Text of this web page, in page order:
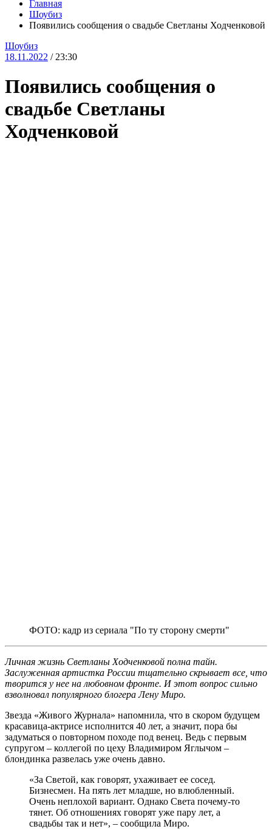
Главная
Шоубиз
Появились сообщения о свадьбе Светланы Ходченковой
Шоубиз
18.11.2022 / 23:30
Появились сообщения о
свадьбе Светланы
Ходченковой
ФОТО: кадр из сериала "По ту сторону смерти"
Личная жизнь Светланы Ходченковой полна тайн.
Заслуженная артистка России тщательно скрывает все, что
творится у нее на любовном фронте. И этот вопрос сильно
взволновал популярного блогера Лену Миро.
Звезда «Живого Журнала» напомнила, что в скором будущем
красавица-актрисе исполнится 40 лет, а значит, пора бы
задуматься о повторном походе под венец. Ведь с первым
супругом – коллегой по цеху Владимиром Яглычом –
блондинка развелась уже очень давно.
«За Светой, как говорят, ухаживает ее сосед.
Бизнесмен. На пять лет младше, но влюбленный.
Очень неплохой вариант. Однако Света почему-то
тянет. Об отношениях говорят уже пару лет, а
свадьбы так и нет», – сообщила Миро.